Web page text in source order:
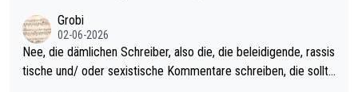
ohl wenig WDF Turniere spielen. Dies war bei Archie Self letzt
es Jahr der Fall. Er musste als amtierender Weltmeister durch
den Qualifier und ich glaube kaum, dass Mitchel sich das (in Ve
Grobi
02-06-2026
Nee, die dämlichen Schreiber, also die, die beleidigende, rassis
tische und/ oder sexistische Kommentare schreiben, die sollte